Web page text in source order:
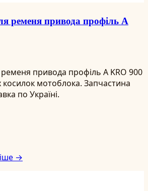
ременя привода профіль А
привода профіль А KRO 900
мотоблока. Запчастина
по Україні.
→